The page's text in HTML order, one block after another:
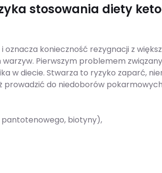
stosowania diety
konieczność rezygnacji z
Pierwszym problemem
w diecie. Stwarza to ryzyko zaparć,
do niedoborów
pantotenowego, biotyny),